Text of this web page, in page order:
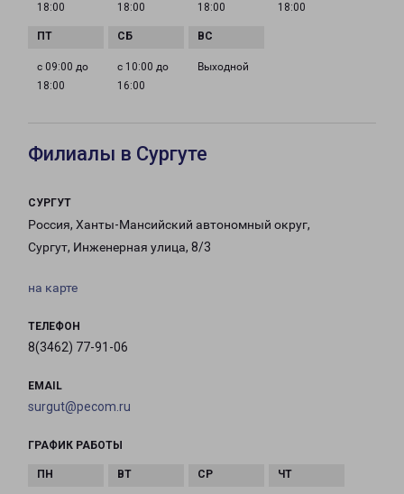
18:00
18:00
18:00
18:00
с 09:00 до
18:00
с 10:00 до
16:00
Выходной
Филиалы в Сургуте
СУРГУТ
Россия, Ханты-Мансийский автономный округ,
Сургут, Инженерная улица, 8/3
на карте
ТЕЛЕФОН
8(3462) 77-91-06
EMAIL
surgut@pecom.ru
ГРАФИК РАБОТЫ